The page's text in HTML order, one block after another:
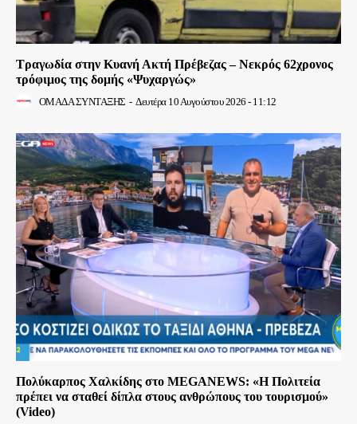
Τραγωδία στην Κυανή Ακτή Πρέβεζας – Νεκρός 62χρονος
τρόφιμος της δομής «Ψυχαργώς»
ΟΜΑΔΑ ΣΥΝΤΑΞΗΣ - Δευτέρα 10 Αυγούστου 2026 - 11:12
Πολύκαρπος Χαλκίδης στο MEGANEWS: «Η Πολιτεία
πρέπει να σταθεί δίπλα στους ανθρώπους του τουρισμού»
(Video)